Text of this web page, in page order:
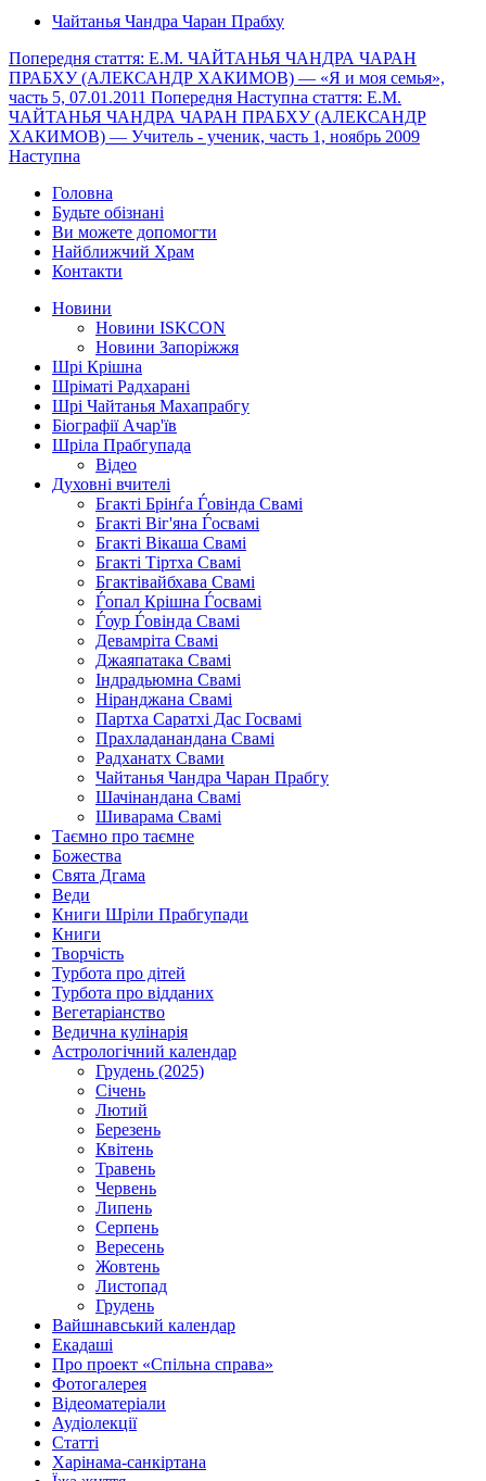
Чайтанья Чандра Чаран Прабху
Попередня стаття: Е.М. ЧАЙТАНЬЯ ЧАНДРА ЧАРАН
ПРАБХУ (АЛЕКСАНДР ХАКИМОВ) — «Я и моя семья»,
часть 5, 07.01.2011 Попередня Наступна стаття: Е.М.
ЧАЙТАНЬЯ ЧАНДРА ЧАРАН ПРАБХУ (АЛЕКСАНДР
ХАКИМОВ) — Учитель - ученик, часть 1, ноябрь 2009
Наступна
Головна
Будьте обізнані
Ви можете допомогти
Найближчий Храм
Контакти
Новини
Новини ISKCON
Новини Запоріжжя
Шрі Крішна
Шріматі Радхарані
Шрі Чайтанья Махапрабгу
Біографії Ачар'їв
Шріла Прабгупада
Відео
Духовні вчителі
Бгакті Брінѓа Ѓовінда Свамі
Бгакті Віг'яна Ѓосвамі
Бгакті Вікаша Свамі
Бгакті Тіртха Свамі
Бгактівайбхава Свамі
Ѓопал Крішна Ѓосвамі
Ѓоур Ѓовінда Свамі
Девамріта Свамі
Джаяпатака Свамі
Індрадьюмна Свамі
Ніранджана Свамі
Партха Саратхі Дас Госвамі
Прахладанандана Свамі
Радханатх Свами
Чайтанья Чандра Чаран Прабгу
Шачінандана Свамі
Шиварама Свамі
Таємно про таємне
Божества
Свята Дгама
Веди
Книги Шріли Прабгупади
Книги
Творчість
Турбота про дітей
Турбота про відданих
Вегетаріанство
Ведична кулінарія
Астрологічний календар
Грудень (2025)
Січень
Лютий
Березень
Квітень
Травень
Червень
Липень
Серпень
Вересень
Жовтень
Листопад
Грудень
Вайшнавський календар
Екадаші
Про проект «Спільна справа»
Фотогалерея
Відеоматеріали
Аудіолекції
Статті
Харінама-санкіртана